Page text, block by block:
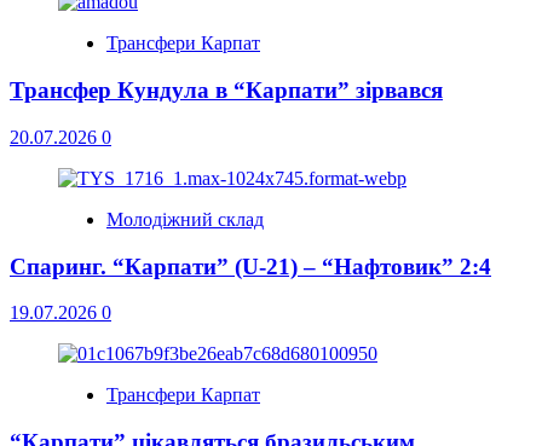
Трансфери Карпат
Трансфер Кундула в “Карпати” зірвався
20.07.2026 0
Молодіжний склад
Спаринг. “Карпати” (U-21) – “Нафтовик” 2:4
19.07.2026 0
Трансфери Карпат